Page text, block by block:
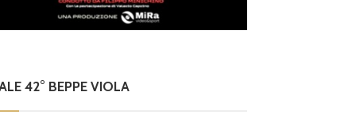
42° BEPPE VIOLA